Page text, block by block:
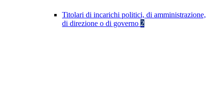
Titolari di incarichi politici, di amministrazione,
di direzione o di governo 2